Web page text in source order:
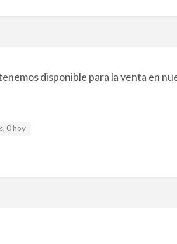
disponible para la venta en
0 hoy